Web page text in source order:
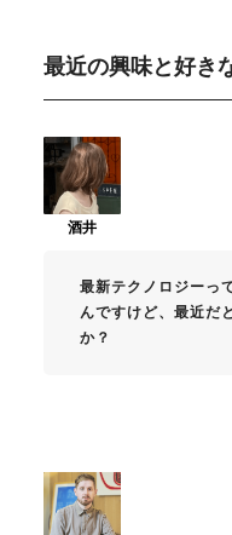
最近の興味と好き
最新テクノロジーっ
んですけど、最近だ
か？